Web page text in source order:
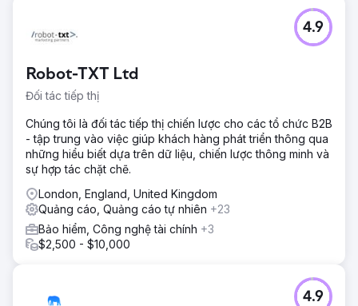
Robot-TXT Ltd
Đối tác tiếp thị
4.9
Chúng tôi là đối tác tiếp thị chiến lược cho các tổ chức B2B
- tập trung vào việc giúp khách hàng phát triển thông qua
những hiểu biết dựa trên dữ liệu, chiến lược thông minh và
sự hợp tác chặt chẽ.
London, England, United Kingdom
Quảng cáo, Quảng cáo tự nhiên +23
Bảo hiểm, Công nghệ tài chính +3
$2,500 - $10,000
4.9